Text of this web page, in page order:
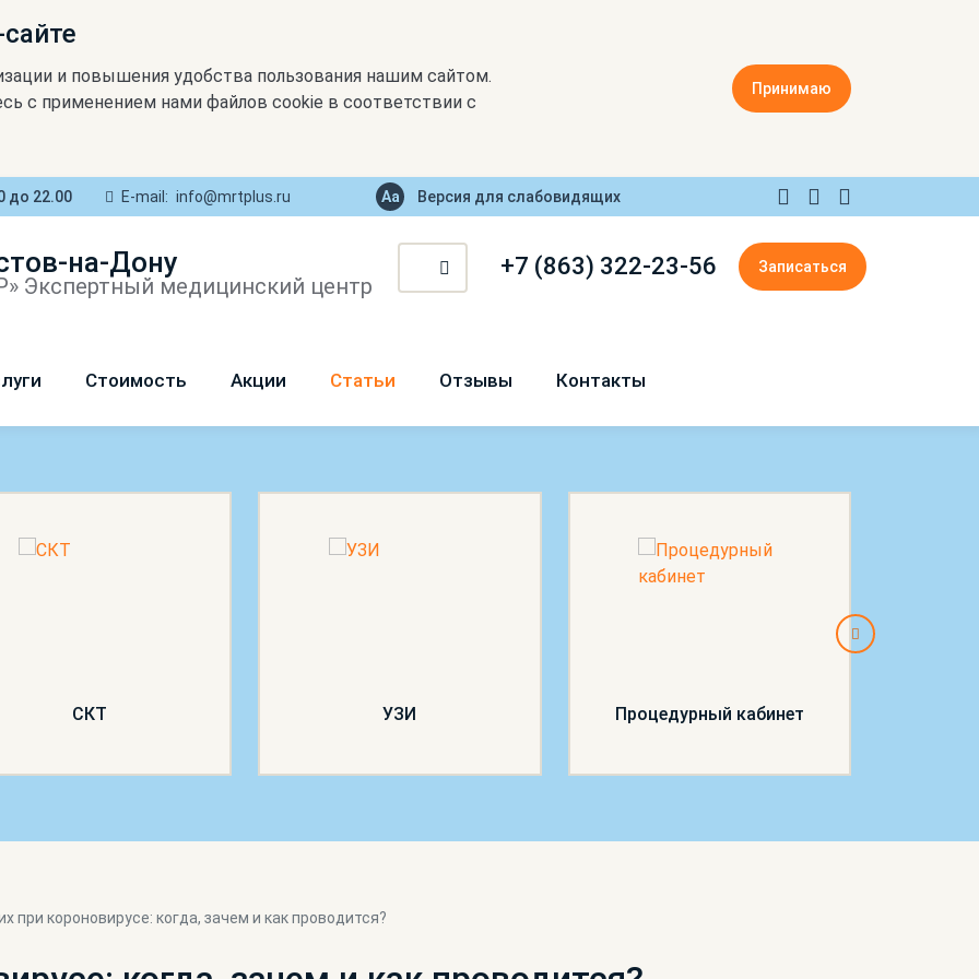
и повышения удобства пользования нашим сайтом.
с применением нами файлов cookie в соответствии с
Принимаю
до 22.00 E-mail: info@mrtplus.ru Версия для слабовидящих
на-Дону
Экспертный медицинский центр
+7 (863) 322-23-56 Записаться
Стоимость Акции Статьи Отзывы Контакты
СКТ УЗИ Процедурный кабинет
при короновирусе: когда, зачем и как проводится?